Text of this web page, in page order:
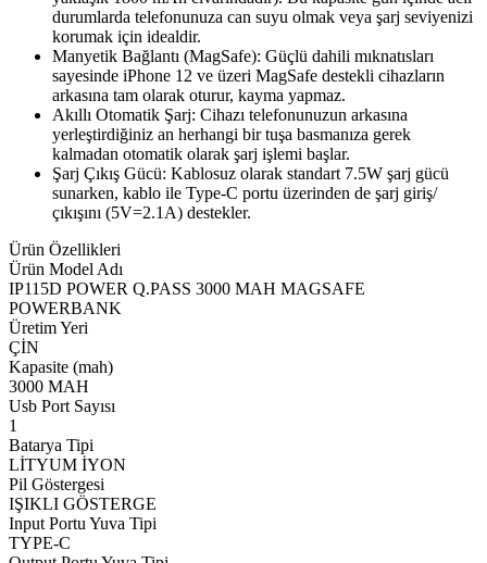
durumlarda telefonunuza can suyu olmak veya şarj seviyenizi
korumak için idealdir.
Manyetik Bağlantı (MagSafe): Güçlü dahili mıknatısları
sayesinde iPhone 12 ve üzeri MagSafe destekli cihazların
arkasına tam olarak oturur, kayma yapmaz.
Akıllı Otomatik Şarj: Cihazı telefonunuzun arkasına
yerleştirdiğiniz an herhangi bir tuşa basmanıza gerek
kalmadan otomatik olarak şarj işlemi başlar.
Şarj Çıkış Gücü: Kablosuz olarak standart 7.5W şarj gücü
sunarken, kablo ile Type-C portu üzerinden de şarj giriş/
çıkışını (5V=2.1A) destekler.
Ürün Özellikleri
Ürün Model Adı
IP115D POWER Q.PASS 3000 MAH MAGSAFE
POWERBANK
Üretim Yeri
ÇİN
Kapasite (mah)
3000 MAH
Usb Port Sayısı
1
Batarya Tipi
LİTYUM İYON
Pil Göstergesi
IŞIKLI GÖSTERGE
Input Portu Yuva Tipi
TYPE-C